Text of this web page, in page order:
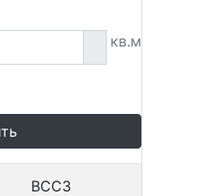
кв.м
BCC3